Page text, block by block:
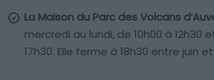
La Maison du Parc des Volcans
mercredi au lundi, de 10h00 à 12h30
17h30. Elle ferme à 18h30 entre juin